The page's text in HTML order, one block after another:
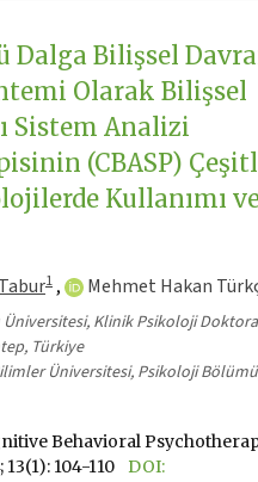
Dalga Bilişsel
Olarak Bilişsel
Sistem Analizi
(CBASP)
Kullanımı
1 , Mehmet Hakan
Klinik Psikoloji Doktora
Türkiye
Üniversitesi, Psikoloji
Behavioral
104-110
DOI: